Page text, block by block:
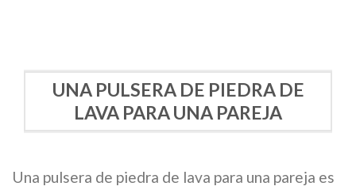
UNA PULSERA DE PIEDRA DE
LAVA PARA UNA PAREJA
Una pulsera de piedra de lava para una pareja es